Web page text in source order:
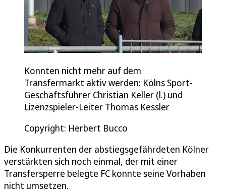
Konnten nicht mehr auf dem
Transfermarkt aktiv werden: Kölns Sport-
Geschäftsführer Christian Keller (l.) und
Lizenzspieler-Leiter Thomas Kessler
Copyright: Herbert Bucco
Die Konkurrenten der abstiegsgefährdeten Kölner
verstärkten sich noch einmal, der mit einer
Transfersperre belegte FC konnte seine Vorhaben
nicht umsetzen.